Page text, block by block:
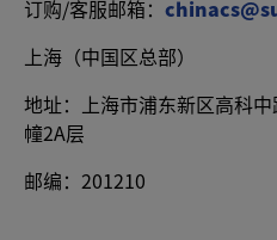
订购/客服邮箱：
上海（中国区总部）
地址：上海市浦东新区高科
幢2A层
邮编：201210